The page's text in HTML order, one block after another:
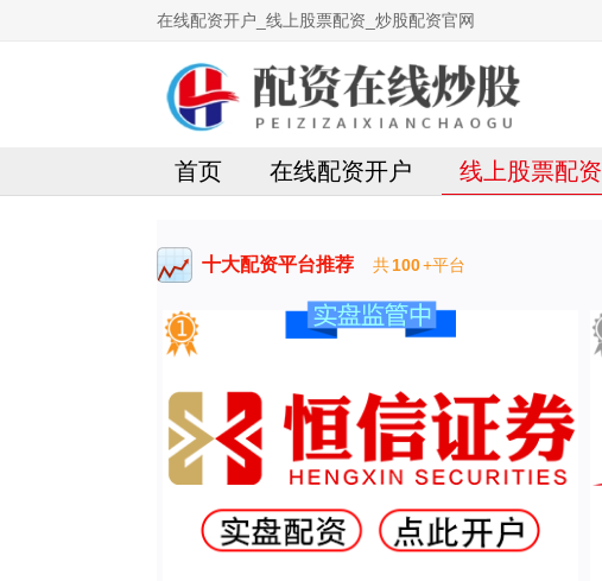
在线配资开户_线上股票配资_炒股配资官网
首页 在线配资开户 线上股票配资
十大配资平台推荐 共100+平台